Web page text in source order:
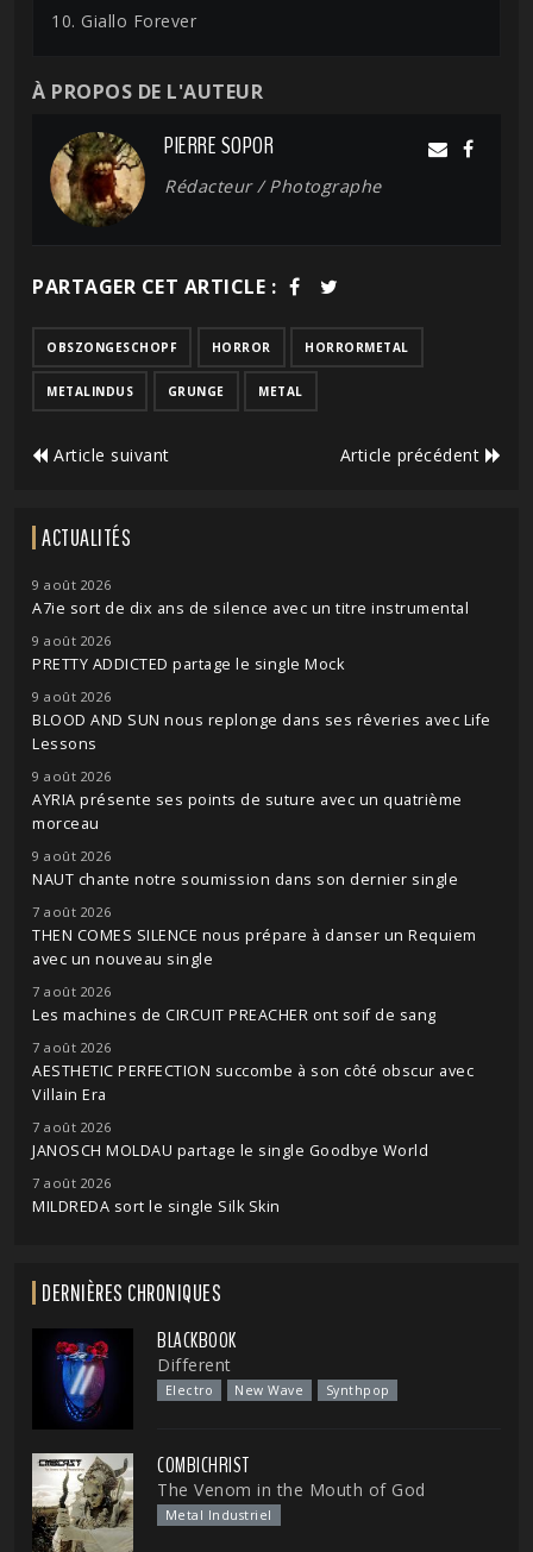
10. Giallo Forever
À PROPOS DE L'AUTEUR
PIERRE SOPOR
Rédacteur / Photographe
PARTAGER CET ARTICLE :
OBSZONGESCHOPF HORROR HORRORMETAL
METALINDUS GRUNGE METAL
Article suivant Article précédent
ACTUALITÉS
9 août 2026
A7ie sort de dix ans de silence avec un titre instrumental
9 août 2026
PRETTY ADDICTED partage le single Mock
9 août 2026
BLOOD AND SUN nous replonge dans ses rêveries avec Life
Lessons
9 août 2026
AYRIA présente ses points de suture avec un quatrième
morceau
9 août 2026
NAUT chante notre soumission dans son dernier single
7 août 2026
THEN COMES SILENCE nous prépare à danser un Requiem
avec un nouveau single
7 août 2026
Les machines de CIRCUIT PREACHER ont soif de sang
7 août 2026
AESTHETIC PERFECTION succombe à son côté obscur avec
Villain Era
7 août 2026
JANOSCH MOLDAU partage le single Goodbye World
7 août 2026
MILDREDA sort le single Silk Skin
DERNIÈRES CHRONIQUES
BLACKBOOK
Different
Electro New Wave Synthpop
COMBICHRIST
The Venom in the Mouth of God
Metal Industriel